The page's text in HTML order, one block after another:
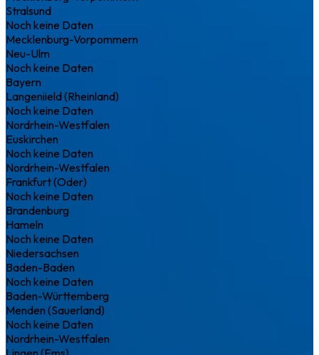
Stralsund
Noch keine Daten
Mecklenburg-Vorpommern
Neu-Ulm
Noch keine Daten
Bayern
Langeniield (Rheinland)
Noch keine Daten
Nordrhein-Westfalen
Euskirchen
Noch keine Daten
Nordrhein-Westfalen
Frankfurt (Oder)
Noch keine Daten
Brandenburg
Hameln
Noch keine Daten
Niedersachsen
Baden-Baden
Noch keine Daten
Baden-Württemberg
Menden (Sauerland)
Noch keine Daten
Nordrhein-Westfalen